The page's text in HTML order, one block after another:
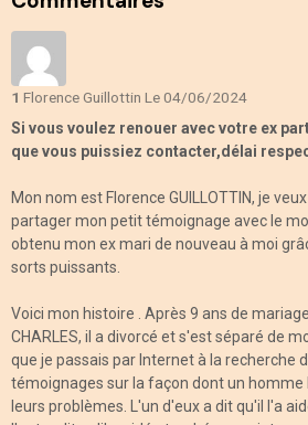
1 Florence Guillottin Le 04/06/2024
Si vous voulez renouer avec votre ex
que vous puissiez contacter,délai
Mon nom est Florence GUILLOTTIN, je
partager mon petit témoignage avec le
obtenu mon ex mari de nouveau à moi
sorts puissants.
Voici mon histoire . Après 9 ans de
CHARLES, il a divorcé et s'est séparé de
que je passais par Internet à la recherche
témoignages sur la façon dont un homme
leurs problèmes. L'un d'eux a dit qu'il l'a